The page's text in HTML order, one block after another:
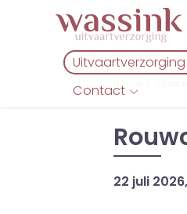
Uitvaartverzorging
ContactHome
22 juli